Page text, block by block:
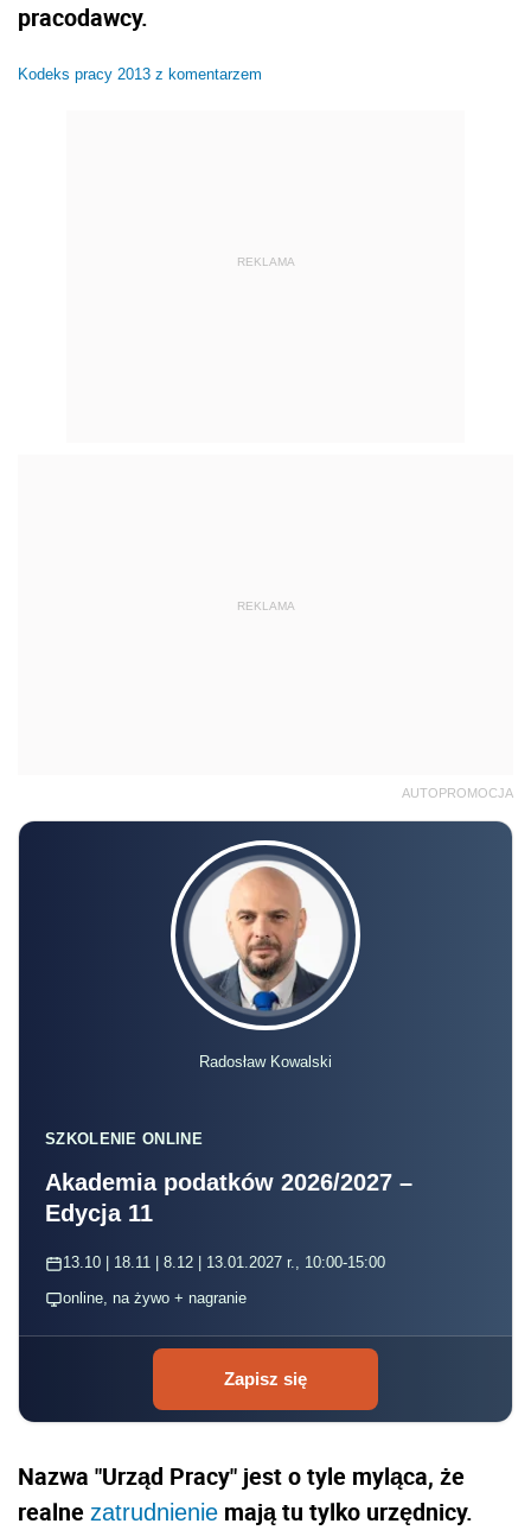
pracodawcy.
Kodeks pracy 2013 z komentarzem
REKLAMA
REKLAMA
AUTOPROMOCJA
Radosław Kowalski
SZKOLENIE ONLINE
Akademia podatków 2026/2027 –
Edycja 11
13.10 | 18.11 | 8.12 | 13.01.2027 r., 10:00-15:00
online, na żywo + nagranie
Zapisz się
Nazwa "Urząd Pracy" jest o tyle myląca, że
realne zatrudnienie mają tu tylko urzędnicy.